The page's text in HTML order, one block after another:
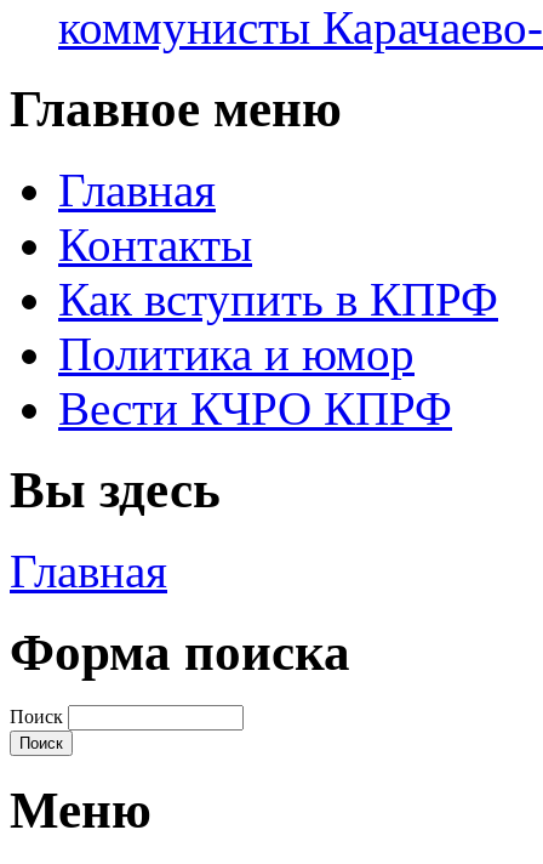
коммунисты
Главное меню
Главная
Контакты
Как вступить в КПРФ
Политика и юмор
Вести КЧРО КПРФ
Вы здесь
Главная
Форма поиска
Поиск
Меню